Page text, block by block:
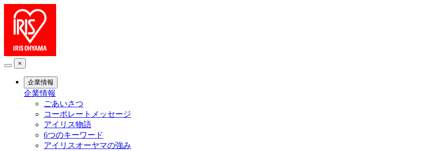
×
企業情報
企業情報
ごあいさつ
コーポレートメッセージ
アイリス物語
6つのキーワード
アイリスオーヤマの強み